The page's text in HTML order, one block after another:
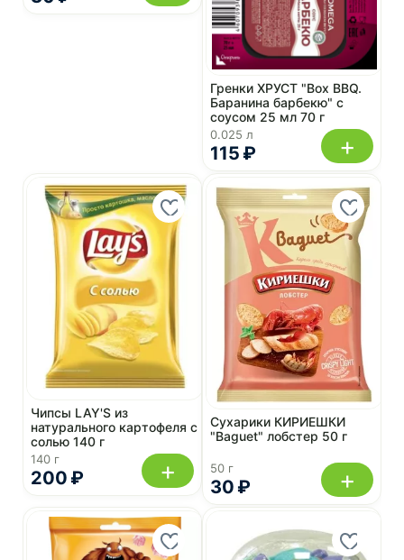
115 ₽
Гренки ХРУСТ "Box BBQ.
Баранина барбекю" с
соусом 25 мл 70 г
0.025 л +
200 ₽
Чипсы LAY'S из
натурального картофеля с
солью 140 г
140 г +
30 ₽
Сухарики КИРИЕШКИ
"Baguet" лобстер 50 г
50 г +